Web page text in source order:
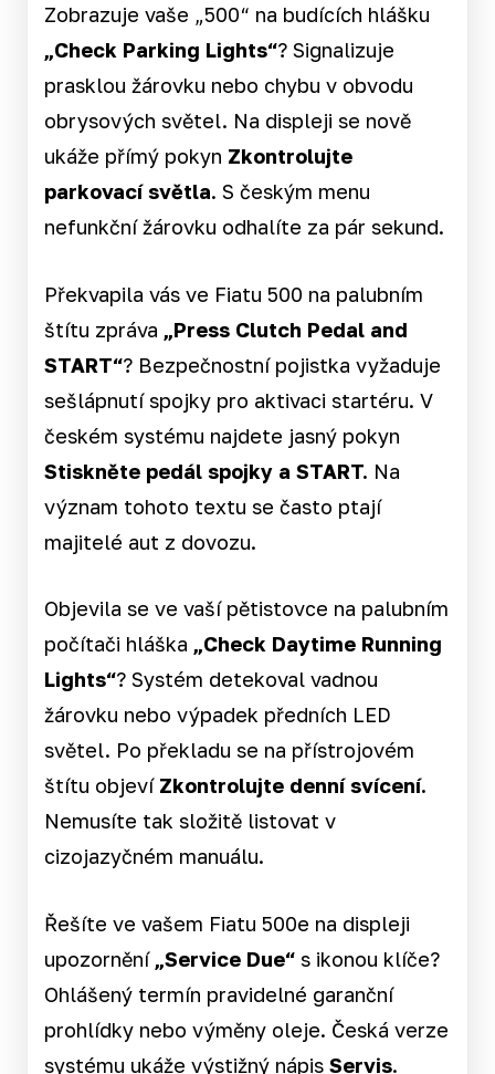
Zobrazuje vaše „500“ na budících hlášku
„Check Parking Lights“? Signalizuje
prasklou žárovku nebo chybu v obvodu
obrysových světel. Na displeji se nově
ukáže přímý pokyn Zkontrolujte
parkovací světla. S českým menu
nefunkční žárovku odhalíte za pár sekund.
Překvapila vás ve Fiatu 500 na palubním
štítu zpráva „Press Clutch Pedal and
START“? Bezpečnostní pojistka vyžaduje
sešlápnutí spojky pro aktivaci startéru. V
českém systému najdete jasný pokyn
Stiskněte pedál spojky a START. Na
význam tohoto textu se často ptají
majitelé aut z dovozu.
Objevila se ve vaší pětistovce na palubním
počítači hláška „Check Daytime Running
Lights“? Systém detekoval vadnou
žárovku nebo výpadek předních LED
světel. Po překladu se na přístrojovém
štítu objeví Zkontrolujte denní svícení.
Nemusíte tak složitě listovat v
cizojazyčném manuálu.
Řešíte ve vašem Fiatu 500e na displeji
upozornění „Service Due“ s ikonou klíče?
Ohlášený termín pravidelné garanční
prohlídky nebo výměny oleje. Česká verze
systému ukáže výstižný nápis Servis.